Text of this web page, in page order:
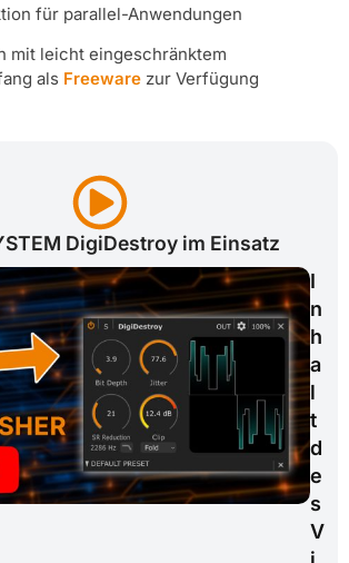
für parallel-Anwendungen
mit leicht eingeschränktem
als Freeware zur Verfügung
DigiDestroy im Einsatz
I
n
h
a
l
t
d
e
s
V